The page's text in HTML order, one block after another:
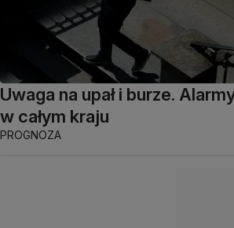
Uwaga na upał i burze.
w całym kraju
PROGNOZA